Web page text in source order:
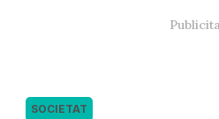
SOCIETAT